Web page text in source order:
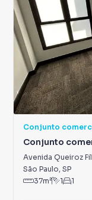
Conjunto
Conjunto
Avenida Queiroz
São Paulo, SP
37m² 1 1